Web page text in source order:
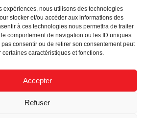
expériences, nous utilisons des technologies
stocker et/ou accéder aux informations des
à ces technologies nous permettra de traiter
comportement de navigation ou les ID uniques
consentir ou de retirer son consentement peut
certaines caractéristiques et fonctions.
Accepter
Refuser
ses
3
Comment choisir ses
modules LED série 7